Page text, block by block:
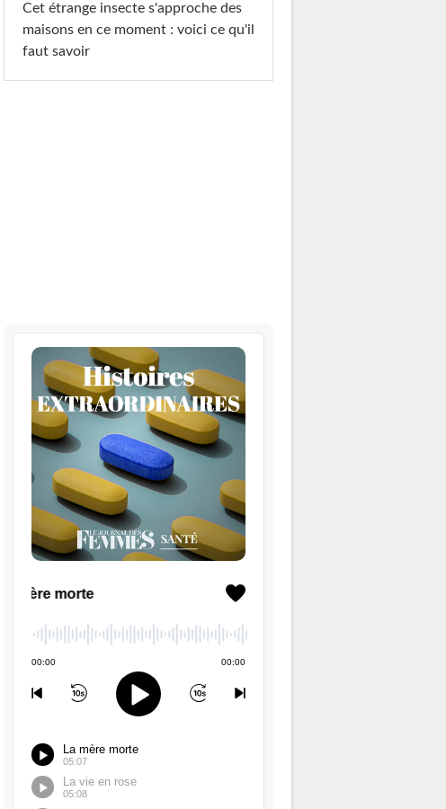
Cet étrange insecte s'approche des
maisons en ce moment : voici ce qu'il
faut savoir